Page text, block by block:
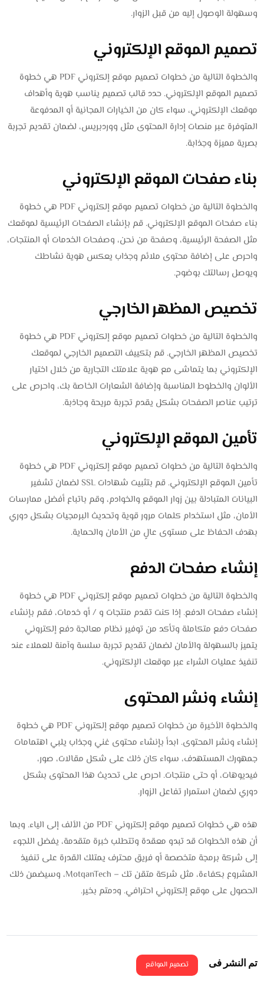
وسهولة الوصول إليه من قبل الزوار.
تصميم الموقع الإلكتروني
والخطوة التالية من خطوات تصميم موقع إلكتروني PDF هي خطوة
تصميم الموقع الإلكتروني. حدد قالب تصميم يناسب هوية وأهداف
موقعك الإلكتروني، سواء كان من الخيارات المجانية أو المدفوعة
المتوفرة عبر منصات إدارة المحتوى مثل ووردبريس، لضمان تقديم تجربة
بصرية مميزة وجذابة.
بناء صفحات الموقع الإلكتروني
والخطوة التالية من خطوات تصميم موقع إلكتروني PDF هي خطوة
بناء صفحات الموقع الإلكتروني. قم بإنشاء الصفحات الرئيسية لموقعك
مثل الصفحة الرئيسية، وصفحة من نحن، وصفحات الخدمات أو المنتجات،
واحرص على إضافة محتوى ملائم وجذاب يعكس هوية نشاطك
ويوصل رسالتك بوضوح.
تخصيص المظهر الخارجي
والخطوة التالية من خطوات تصميم موقع إلكتروني PDF هي خطوة
تخصيص المظهر الخارجي. قم بتكييف التصميم الخارجي لموقعك
الإلكتروني بما يتماشى مع هوية علامتك التجارية من خلال اختيار
الألوان والخطوط المناسبة وإضافة الشعارات الخاصة بك، واحرص على
ترتيب عناصر الصفحات بشكل يقدم تجربة مريحة وجاذبة.
تأمين الموقع الإلكتروني
والخطوة التالية من خطوات تصميم موقع إلكتروني PDF هي خطوة
تأمين الموقع الإلكتروني. قم بتثبيت شهادات SSL لضمان تشفير
البيانات المتبادلة بين زوار الموقع والخوادم، وقم باتباع أفضل ممارسات
الأمان، مثل استخدام كلمات مرور قوية وتحديث البرمجيات بشكل دوري
بهدف الحفاظ على مستوى عالٍ من الأمان والحماية.
إنشاء صفحات الدفع
والخطوة التالية من خطوات تصميم موقع إلكتروني PDF هي خطوة
إنشاء صفحات الدفع. إذا كنت تقدم منتجات و / أو خدمات، فقم بإنشاء
صفحات دفع متكاملة وتأكد من توفير نظام معالجة دفع إلكتروني
يتميز بالسهولة والأمان لضمان تقديم تجربة سلسة وآمنة للعملاء عند
تنفيذ عمليات الشراء عبر موقعك الإلكتروني.
إنشاء ونشر المحتوى
والخطوة الأخيرة من خطوات تصميم موقع إلكتروني PDF هي خطوة
إنشاء ونشر المحتوى. ابدأ بإنشاء محتوى غني وجذاب يلبي اهتمامات
جمهورك المستهدف، سواء كان ذلك على شكل مقالات، صور،
فيديوهات، أو حتى منتجات. احرص على تحديث هذا المحتوى بشكل
دوري لضمان استمرار تفاعل الزوار.
هذه هي خطوات تصميم موقع إلكتروني PDF من الألف إلى الياء. وبما
أن هذه الخطوات قد تبدو معقدة وتتطلب خبرة متقدمة، يفضل اللجوء
إلى شركة برمجة متخصصة أو فريق محترف يمتلك القدرة على تنفيذ
المشروع بكفاءة، مثل شركة متقن تك – MotqanTech، وسيضمن ذلك
الحصول على موقع إلكتروني احترافي. ودمتم بخير.
تم النشر فى تصميم المواقع